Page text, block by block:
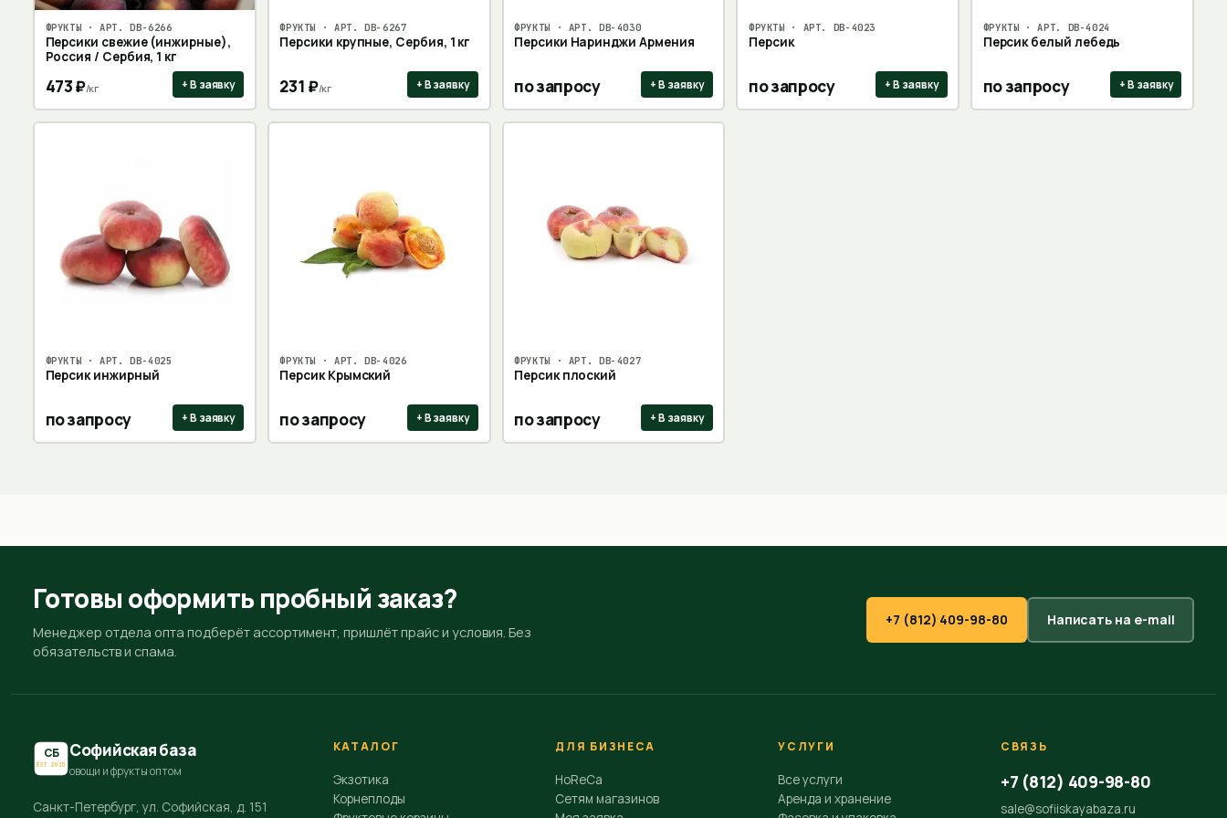
ФРУКТЫ · АРТ.DB-6266
Персики свежие (инжирные),
Россия / Сербия, 1 кг
473₽/кг + В заявку
ФРУКТЫ · АРТ.DB-6267
Персики крупные, Сербия, 1 кг
231 ₽/кг + В заявку
ФРУКТЫ · АРТ. DB-4030
Персики Наринджи Армения
по запросу + В заявку
ФРУКТЫ · АРТ. DB-4023
Персик
по запросу + В заявку
ФРУКТЫ · АРТ. DB-4024
Персик белый лебедь
по запросу + В заявку
ФРУКТЫ · АРТ.DB-4025
Персик инжирный
по запросу + В заявку
ФРУКТЫ · АРТ.DB-4026
Персик Крымский
по запросу + В заявку
ФРУКТЫ · АРТ. DB-4027
Персик плоский
по запросу + В заявку
Готовы оформить пробный заказ?
Менеджер отдела опта подберёт ассортимент, пришлёт прайс и условия. Без
обязательств и спама.
+7 (812) 409-98-80 Написать на e-mail
СБ
EST.2015
Софийская база
овощи и фрукты оптом
Санкт-Петербург, ул. Софийская, д. 151
КАТАЛОГ
Экзотика
Корнеплоды
ДЛЯ БИЗНЕСА
HoReCa
Сетям магазинов
УСЛУГИ
Все услуги
Аренда и хранение
СВЯЗЬ
+7 (812) 409-98-80
sale@sofiiskayabaza.ru